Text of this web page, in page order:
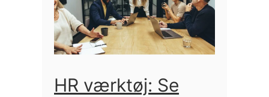
HR værktøj: Se